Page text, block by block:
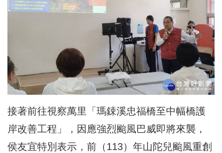
接著前往視察萬里「瑪鋉溪忠福橋至中幅橋護
岸改善工程」，因應強烈颱風巴威即將來襲，
侯友宜特別表示，前（113）年山陀兒颱風重創